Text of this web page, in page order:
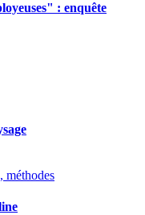
: enquête
méthodes